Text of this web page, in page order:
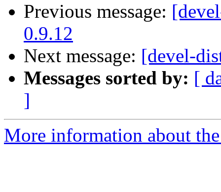
Previous message:
0.9.12
Next message: [devel-
Messages sorted by: [
]
More information about